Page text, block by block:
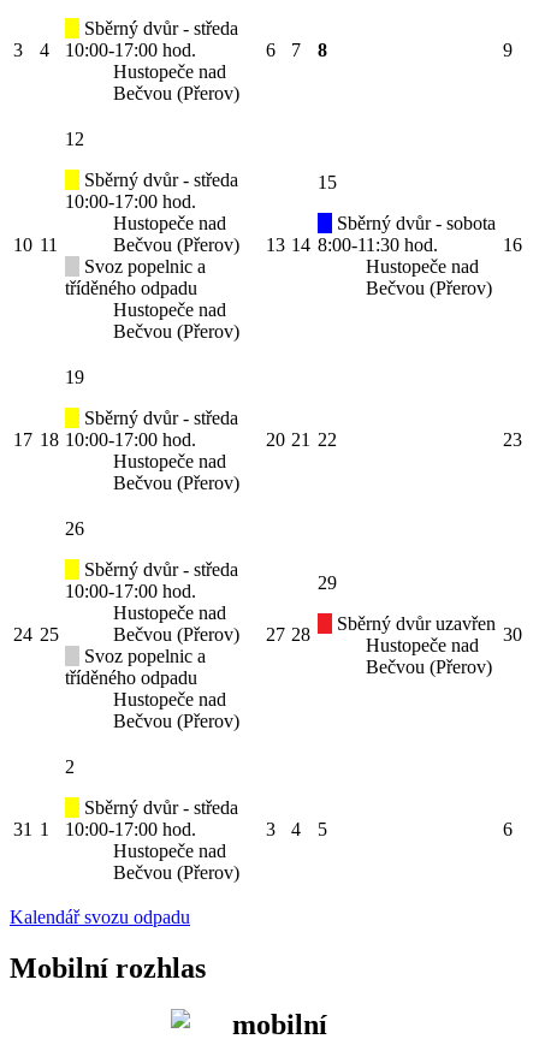
3 4
Sběrný dvůr - středa
10:00-17:00 hod.
Hustopeče nad
Bečvou (Přerov)
6 7 8 9
10 11
12
Sběrný dvůr - středa
10:00-17:00 hod.
Hustopeče nad
Bečvou (Přerov)
Svoz popelnic a
tříděného odpadu
Hustopeče nad
Bečvou (Přerov)
13 14
15
Sběrný dvůr - sobota
8:00-11:30 hod.
Hustopeče nad
Bečvou (Přerov)
16
17 18
19
Sběrný dvůr - středa
10:00-17:00 hod.
Hustopeče nad
Bečvou (Přerov)
20 21 22 23
24 25
26
Sběrný dvůr - středa
10:00-17:00 hod.
Hustopeče nad
Bečvou (Přerov)
Svoz popelnic a
tříděného odpadu
Hustopeče nad
Bečvou (Přerov)
27 28
29
Sběrný dvůr uzavřen
Hustopeče nad
Bečvou (Přerov)
30
31 1
2
Sběrný dvůr - středa
10:00-17:00 hod.
Hustopeče nad
Bečvou (Přerov)
3 4 5 6
Kalendář svozu odpadu
Mobilní rozhlas